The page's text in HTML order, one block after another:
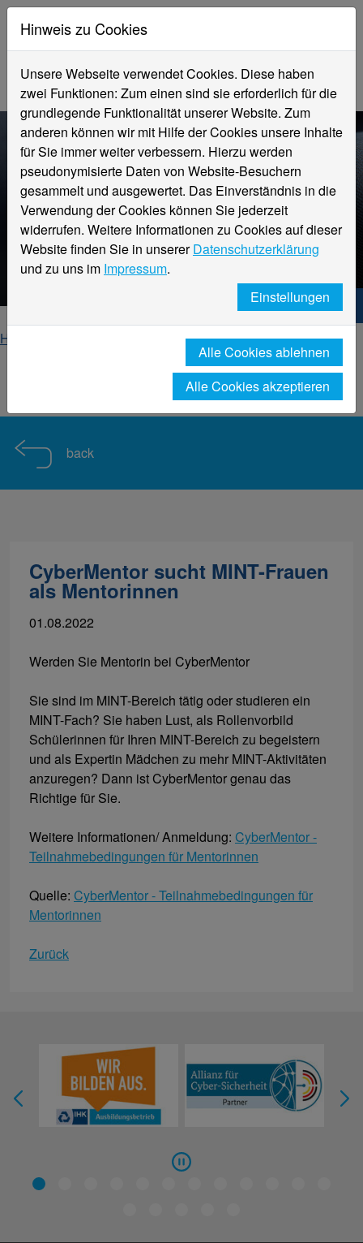
TechTextil 2024
Frankfurt.Germany
Hochschule Niederrhein. Dein Weg.
Home
Fachbereich Textil- und Bekleidungstechnik
Messen
Messeberichte HSNR
Nachrichtendetail TechTextil
back
CyberMentor sucht MINT-Frauen
als Mentorinnen
01.08.2022
Werden Sie Mentorin bei CyberMentor
Sie sind im MINT-Bereich tätig oder studieren ein
MINT-Fach? Sie haben Lust, als Rollenvorbild
Schülerinnen für Ihren MINT-Bereich zu begeistern
und als Expertin Mädchen zu mehr MINT-Aktivitäten
anzuregen? Dann ist CyberMentor genau das
Richtige für Sie.
Weitere Informationen/ Anmeldung: CyberMentor -
Teilnahmebedingungen für Mentorinnen
Quelle: CyberMentor - Teilnahmebedingungen für
Mentorinnen
Zurück
Hinweis zu Cookies
Unsere Webseite verwendet Cookies. Diese haben
zwei Funktionen: Zum einen sind sie erforderlich für die
grundlegende Funktionalität unserer Website. Zum
anderen können wir mit Hilfe der Cookies unsere Inhalte
für Sie immer weiter verbessern. Hierzu werden
pseudonymisierte Daten von Website-Besuchern
gesammelt und ausgewertet. Das Einverständnis in die
Verwendung der Cookies können Sie jederzeit
widerrufen. Weitere Informationen zu Cookies auf dieser
Website finden Sie in unsererDatenschutzerklärung
und zu uns im Impressum.
Einstellungen
Alle Cookies ablehnen
Alle Cookies akzeptieren